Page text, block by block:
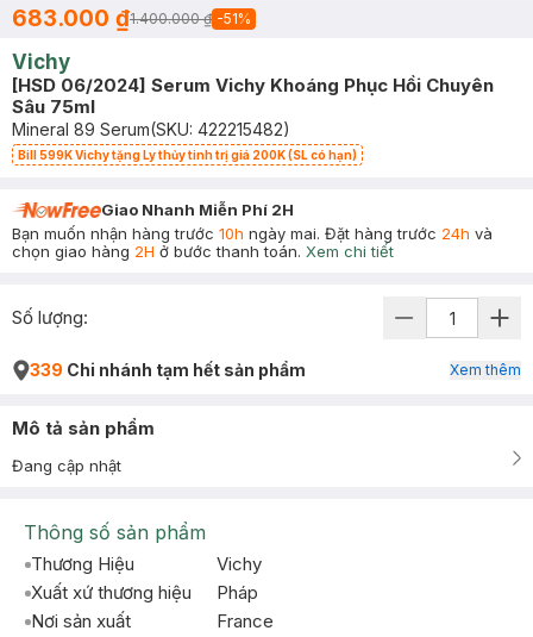
683.000 ₫1.400.000 ₫ -51%
Vichy
[HSD 06/2024] Serum Vichy Khoáng Phục Hồi Chuyên
Sâu 75ml
Mineral 89 Serum(SKU: 422215482)
Bill 599K Vichy tặng Ly thủy tinh trị giá 200K (SL có hạn)
Giao Nhanh Miễn Phí 2H
Bạn muốn nhận hàng trước 10h ngày mai. Đặt hàng trước 24h và
chọn giao hàng 2H ở bước thanh toán. Xem chi tiết
Số lượng:
339 Chi nhánh tạm hết sản phẩm Xem thêm
Mô tả sản phẩm
Đang cập nhật
Thông số sản phẩm
Thương Hiệu
Vichy
Xuất xứ thương hiệu
Pháp
Nơi sản xuất
France